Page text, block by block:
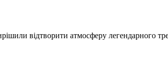
відтворити атмосферу легендарного